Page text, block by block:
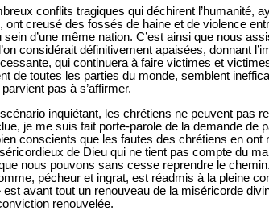
conflits tragiques qui déchirent l’humanité,
ont creusé des fossés de haine et de violence
sein d’une même nation. C’est ainsi que nous
considérait définitivement apaisées, donnant
qui continuera à faire victimes et
de toutes les parties du monde, semblent
pas à s’affirmer.
inquiétant, les chrétiens ne peuvent pas
je me suis fait porte-parole de la demande de
conscients que les fautes des chrétiens en
de Dieu qui ne tient pas compte du
nous pouvons sans cesse reprendre le
pécheur et ingrat, est réadmis à la pleine
est avant tout un renouveau de la miséricorde
renouvelée.